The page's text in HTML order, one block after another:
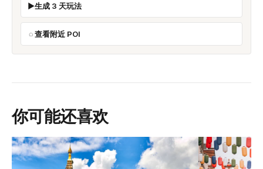
生成 3 天玩法
查看附近 POI
你可能还喜欢